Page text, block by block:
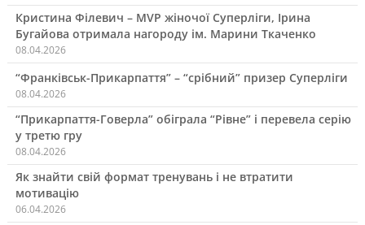
Кристина Філевич – MVP жіночої Суперліги, Ірина
Бугайова отримала нагороду ім. Марини Ткаченко
08.04.2026
“Франківськ-Прикарпаття” – “срібний” призер Суперліги
08.04.2026
“Прикарпаття-Говерла” обіграла “Рівне” і перевела серію
у третю гру
08.04.2026
Як знайти свій формат тренувань і не втратити
мотивацію
06.04.2026